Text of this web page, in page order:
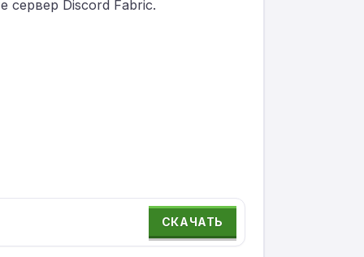
сервер Discord Fabric.
СКАЧАТЬ